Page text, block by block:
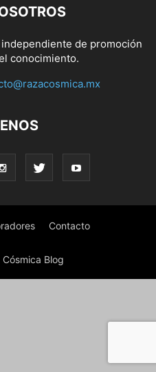
de promoción
conocimiento.
Contacto
Blog